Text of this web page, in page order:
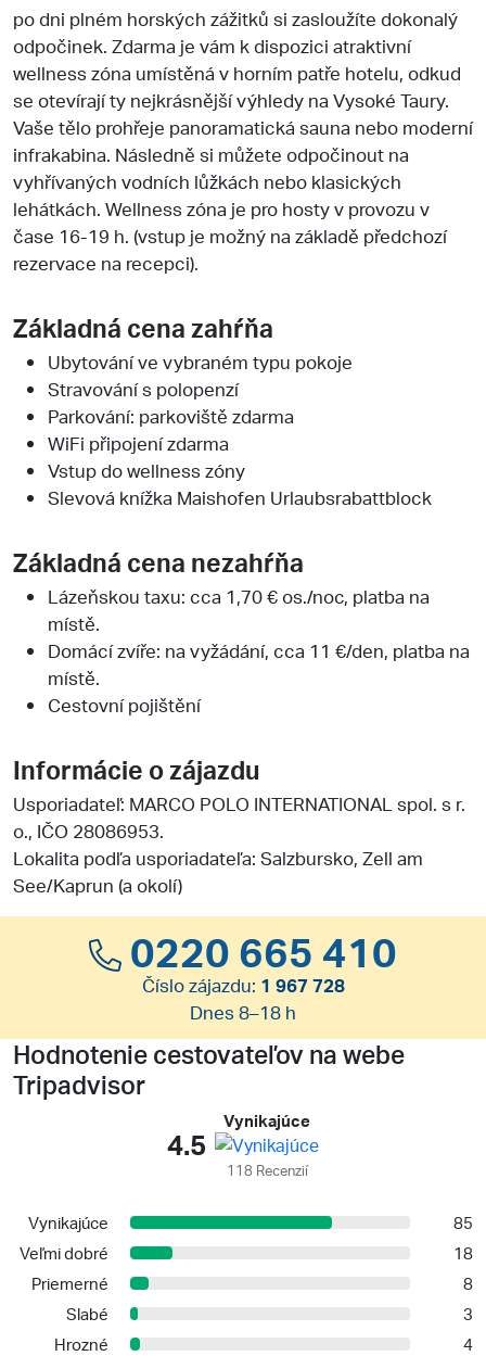
po dni plném horských zážitků si zasloužíte dokonalý
odpočinek. Zdarma je vám k dispozici atraktivní
wellness zóna umístěná v horním patře hotelu, odkud
se otevírají ty nejkrásnější výhledy na Vysoké Taury.
Vaše tělo prohřeje panoramatická sauna nebo moderní
infrakabina. Následně si můžete odpočinout na
vyhřívaných vodních lůžkách nebo klasických
lehátkách. Wellness zóna je pro hosty v provozu v
čase 16-19 h. (vstup je možný na základě předchozí
rezervace na recepci).
Základná cena zahŕňa
Ubytování ve vybraném typu pokoje
Stravování s polopenzí
Parkování: parkoviště zdarma
WiFi připojení zdarma
Vstup do wellness zóny
Slevová knížka Maishofen Urlaubsrabattblock
Základná cena nezahŕňa
Lázeňskou taxu: cca 1,70 € os./noc, platba na
místě.
Domácí zvíře: na vyžádání, cca 11 €/den, platba na
místě.
Cestovní pojištění
Informácie o zájazdu
Usporiadateľ: MARCO POLO INTERNATIONAL spol. s r.
o., IČO 28086953.
Lokalita podľa usporiadateľa: Salzbursko, Zell am
See/Kaprun (a okolí)
0220 665 410
Číslo zájazdu: 1 967 728
Dnes 8–18 h
Hodnotenie cestovateľov na webe
Tripadvisor
4.5
Vynikajúce
118 Recenzií
Vynikajúce
85
Veľmi dobré
18
Priemerné
8
Slabé
3
Hrozné
4